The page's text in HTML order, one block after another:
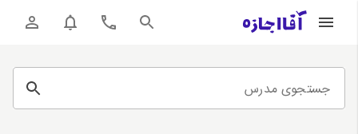
جستجوی مدرس